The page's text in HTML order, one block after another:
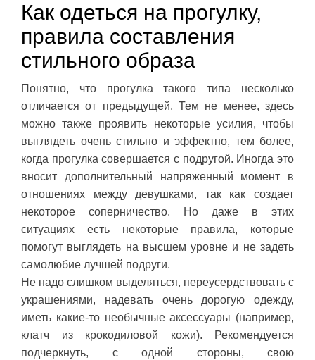
Как одеться на прогулку,
правила составления
стильного образа
Понятно, что прогулка такого типа несколько
отличается от предыдущей. Тем не менее, здесь
можно также проявить некоторые усилия, чтобы
выглядеть очень стильно и эффектно, тем более,
когда прогулка совершается с подругой. Иногда это
вносит дополнительный напряженный момент в
отношениях между девушками, так как создает
некоторое соперничество. Но даже в этих
ситуациях есть некоторые правила, которые
помогут выглядеть на высшем уровне и не задеть
самолюбие лучшей подруги.
Не надо слишком выделяться, переусердствовать с
украшениями, надевать очень дорогую одежду,
иметь какие-то необычные аксессуары (например,
клатч из крокодиловой кожи). Рекомендуется
подчеркнуть, с одной стороны, свою